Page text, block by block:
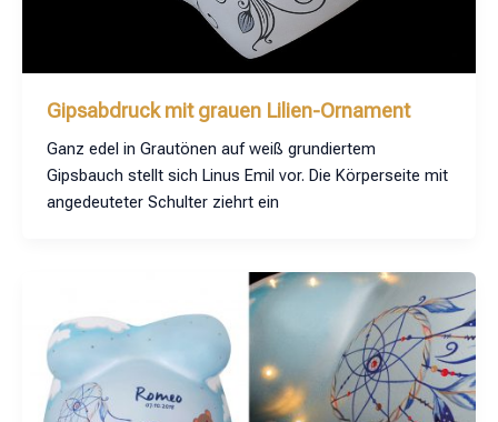
Gipsabdruck mit grauen Lilien-Ornament
Ganz edel in Grautönen auf weiß grundiertem
Gipsbauch stellt sich Linus Emil vor. Die Körperseite mit
angedeuteter Schulter ziehrt ein